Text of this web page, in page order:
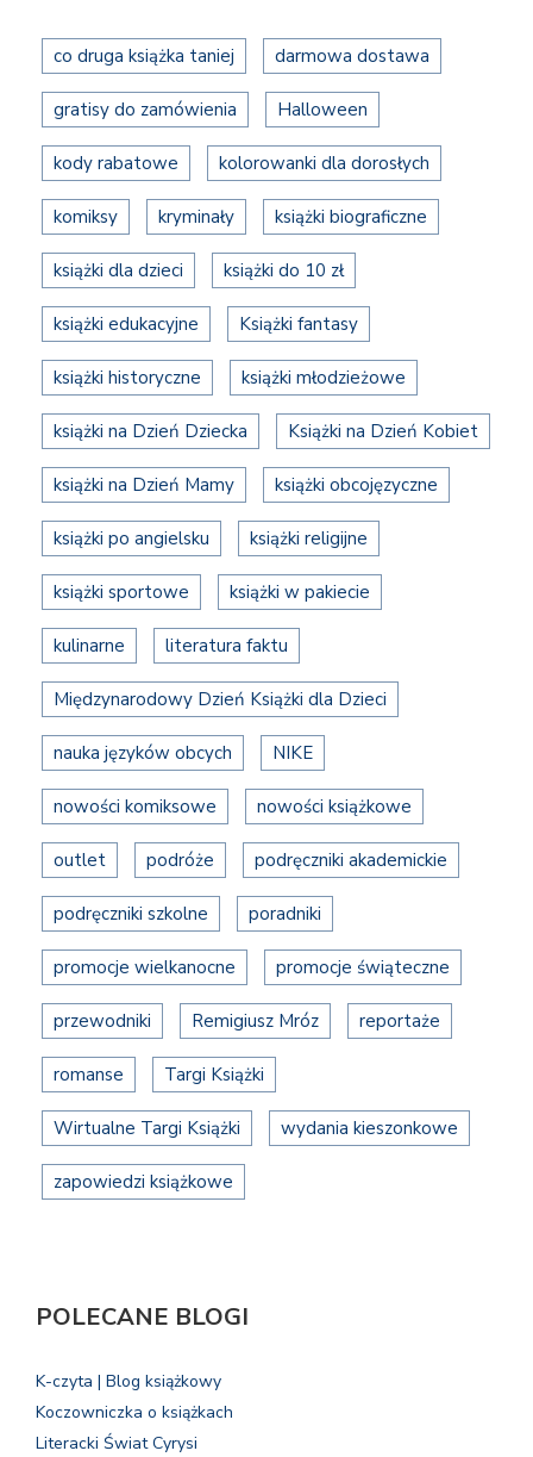
co druga książka taniej darmowa dostawa
gratisy do zamówienia Halloween
kody rabatowe kolorowanki dla dorosłych
komiksy kryminały książki biograficzne
książki dla dzieci książki do 10 zł
książki edukacyjne Książki fantasy
książki historyczne książki młodzieżowe
książki na Dzień Dziecka Książki na Dzień Kobiet
książki na Dzień Mamy książki obcojęzyczne
książki po angielsku książki religijne
książki sportowe książki w pakiecie
kulinarne literatura faktu
Międzynarodowy Dzień Książki dla Dzieci
nauka języków obcych NIKE
nowości komiksowe nowości książkowe
outlet podróże podręczniki akademickie
podręczniki szkolne poradniki
promocje wielkanocne promocje świąteczne
przewodniki Remigiusz Mróz reportaże
romanse Targi Książki
Wirtualne Targi Książki wydania kieszonkowe
zapowiedzi książkowe
POLECANE BLOGI
K-czyta | Blog książkowy
Koczowniczka o książkach
Literacki Świat Cyrysi